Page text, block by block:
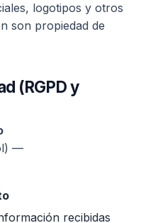
logotipos y otros
son propiedad de
(RGPD y
—
recibidas